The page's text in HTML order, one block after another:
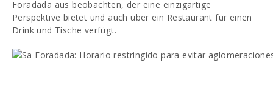
Foradada aus beobachten, der eine einzigartige
Perspektive bietet und auch über ein Restaurant für einen
Drink und Tische verfügt.